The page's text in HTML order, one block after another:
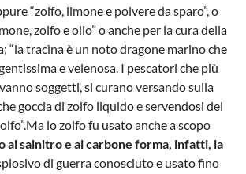
“zolfo, limone e polvere da sparo”, o
zolfo e olio” o anche per la cura della
“la tracìna è un noto dragone marino che
e velenosa. I pescatori che più
soggetti, si curano versando sulla
goccia di zolfo liquido e servendosi del
lo zolfo fu usato anche a scopo
al salnitro e al carbone forma, infatti, la
di guerra conosciuto e usato fino